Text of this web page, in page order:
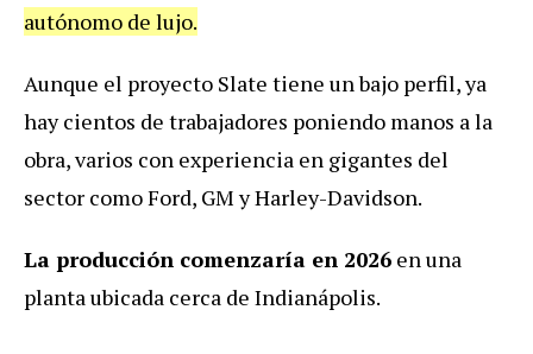
autónomo de lujo.
Aunque el proyecto Slate tiene un bajo perfil, ya
hay cientos de trabajadores poniendo manos a la
obra, varios con experiencia en gigantes del
sector como Ford, GM y Harley-Davidson.
La producción comenzaría en 2026 en una
planta ubicada cerca de Indianápolis.